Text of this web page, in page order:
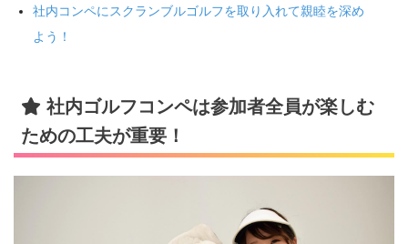
社内コンペにスクランブルゴルフを取り入れて親睦を深め
よう！
社内ゴルフコンペは参加者全員が楽しむ
ための工夫が重要！